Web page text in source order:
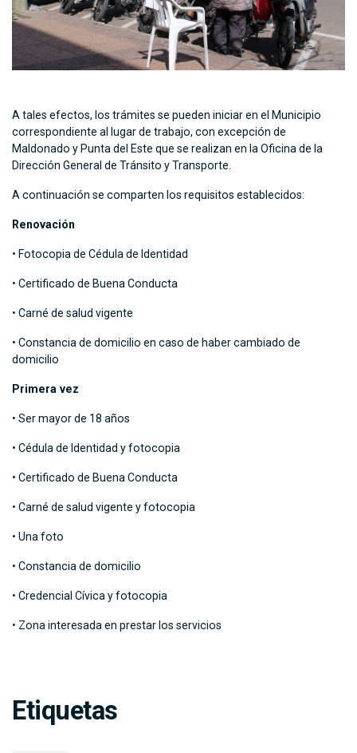
A tales efectos, los trámites se pueden iniciar en el Municipio
correspondiente al lugar de trabajo, con excepción de
Maldonado y Punta del Este que se realizan en la Oficina de la
Dirección General de Tránsito y Transporte.
A continuación se comparten los requisitos establecidos:
Renovación
• Fotocopia de Cédula de Identidad
• Certificado de Buena Conducta
• Carné de salud vigente
• Constancia de domicilio en caso de haber cambiado de
domicilio
Primera vez
• Ser mayor de 18 años
• Cédula de Identidad y fotocopia
• Certificado de Buena Conducta
• Carné de salud vigente y fotocopia
• Una foto
• Constancia de domicilio
• Credencial Cívica y fotocopia
• Zona interesada en prestar los servicios
Etiquetas